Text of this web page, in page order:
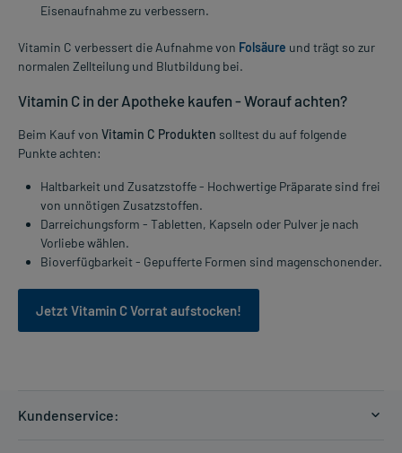
Eisenaufnahme zu verbessern.
Vitamin C verbessert die Aufnahme von Folsäure und trägt so zur
normalen Zellteilung und Blutbildung bei.
Vitamin C in der Apotheke kaufen - Worauf achten?
Beim Kauf von Vitamin C Produkten solltest du auf folgende
Punkte achten:
Haltbarkeit und Zusatzstoffe - Hochwertige Präparate sind frei
von unnötigen Zusatzstoffen.
Darreichungsform - Tabletten, Kapseln oder Pulver je nach
Vorliebe wählen.
Bioverfügbarkeit - Gepufferte Formen sind magenschonender.
Jetzt Vitamin C Vorrat aufstocken!
Kundenservice: